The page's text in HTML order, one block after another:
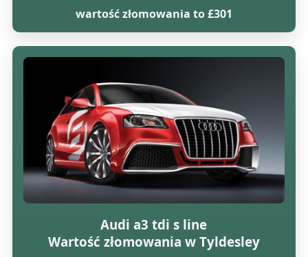
wartość złomowania to £301
Audi a3 tdi s line
Wartość złomowania w Tyldesley